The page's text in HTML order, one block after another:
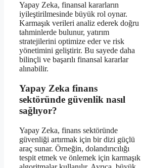
Yapay Zeka, finansal kararların
iyileştirilmesinde büyük rol oynar.
Karmaşık verileri analiz ederek doğru
tahminlerde bulunur, yatırım
stratejilerini optimize eder ve risk
yönetimini geliştirir. Bu sayede daha
bilinçli ve başarılı finansal kararlar
alınabilir.
Yapay Zeka finans
sektöründe güvenlik nasıl
sağlıyor?
Yapay Zeka, finans sektöründe
güvenliği artırmak için bir dizi güçlü
araç sunar. Örneğin, dolandırıcılığı
tespit etmek ve önlemek için karmaşık